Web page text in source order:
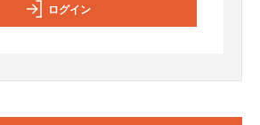
ログイン